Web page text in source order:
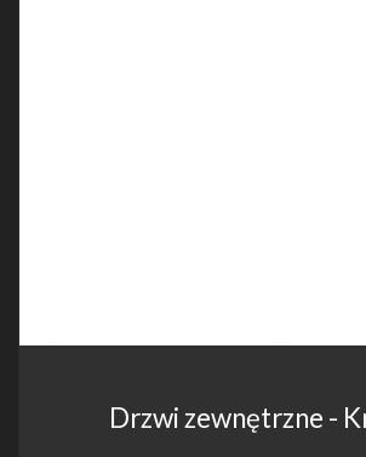
Drzwi zewnętrzne -